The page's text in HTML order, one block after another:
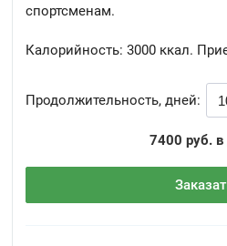
спортсменам.
Калорийность: 3000 ккал.
Продолжительность, дней:
7400 руб. в